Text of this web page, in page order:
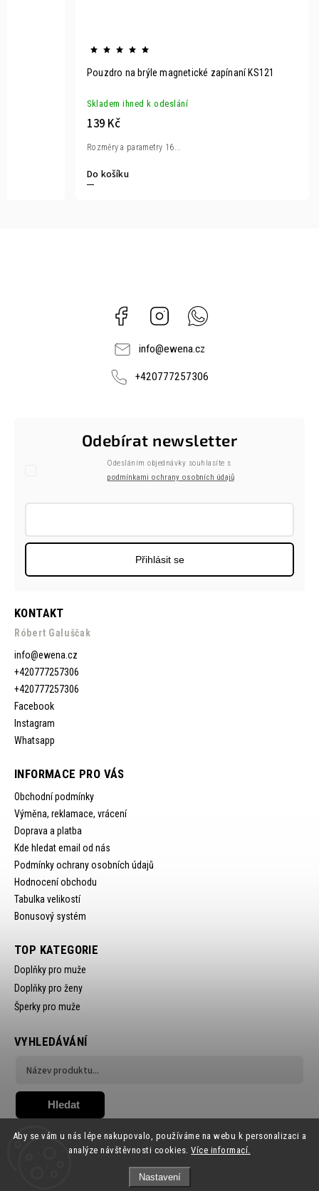
Aby se vám u nás lépe nakupovalo, používáme na webu k personalizaci a
analýze návštěvnosti cookies.Více informací.
Nastavení
Pouzdro na brýle magnetické zapínaní KS121
Skladem ihned k odeslání
139 Kč
Do košíku
Rozměry a parametry 16...
Facebook Instagram
info@ewena.cz
+420777257306
KONTAKT
Róbert Galuščak
info@ewena.cz
+420777257306
+420777257306
Facebook
Instagram
Whatsapp
INFORMACE PRO VÁS
Obchodní podmínky
Výměna, reklamace, vrácení
Doprava a platba
Kde hledat email od nás
Podmínky ochrany osobních údajů
Hodnocení obchodu
Tabulka velikostí
Bonusový systém
Odebírat newsletter
Odesláním objednávky souhlasíte s
podmínkami ochrany osobních údajů
Přihlásit se
TOP KATEGORIE
Doplňky pro muže
Doplňky pro ženy
Šperky pro muže
VYHLEDÁVÁNÍ
Hledat